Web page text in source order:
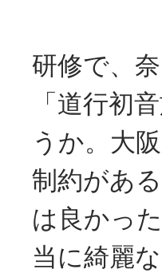
研修で、
「道行初
うか。大
制約があ
は良かっ
当に綺麗